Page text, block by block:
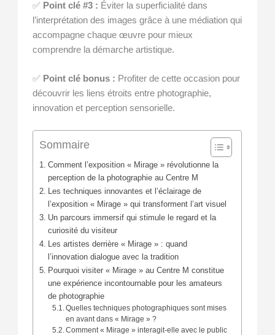
✅ Point clé #3 : Éviter la superficialité dans
l’interprétation des images grâce à une médiation qui
accompagne chaque œuvre pour mieux
comprendre la démarche artistique.
✅ Point clé bonus : Profiter de cette occasion pour
découvrir les liens étroits entre photographie,
innovation et perception sensorielle.
Sommaire
Comment l’exposition « Mirage » révolutionne la
perception de la photographie au Centre M
Les techniques innovantes et l’éclairage de
l’exposition « Mirage » qui transforment l’art visuel
Un parcours immersif qui stimule le regard et la
curiosité du visiteur
Les artistes derrière « Mirage » : quand
l’innovation dialogue avec la tradition
Pourquoi visiter « Mirage » au Centre M constitue
une expérience incontournable pour les amateurs
de photographie
Quelles techniques photographiques sont mises
en avant dans « Mirage » ?
Comment « Mirage » interagit-elle avec le public